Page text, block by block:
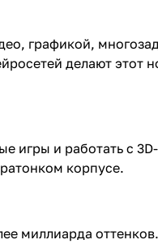
графикой,
делают этот
игры и работать с
корпусе.
миллиарда